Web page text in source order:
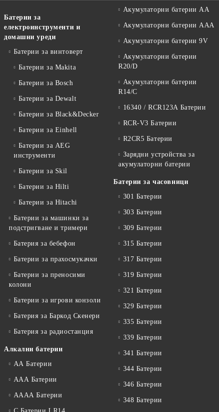
Батерии за
електроинструменти и
домашни уреди
Батерии за винтоверт
Батерии за Makita
Батерии за Bosch
Батерии за Dewalt
Батерии за Black&Decker
Батерии за Einhell
Батерии за AEG
инструменти
Батерии за Skil
Батерии за Hilti
Батерии за Hitachi
Батерии за машинки за
подстригване и тримери
Батерия за бебефон
Батерии за прахосмукачки
Батерии за преносими
колони
Батерии за игрови конзоли
Батерия за Баркод Скенери
Батерия за радиостанция
Алкални батерии
АА Батерии
ААА Батерии
АААА Батерии
Акумулаторни батерии АА
Акумулаторни батерии AAA
Акумулаторни батерии 9V
Акумулаторни батерии
R20/D
Акумулаторни батерии
R14/C
16340 / RCR123A Батерии
RCR-V3 Батерии
R2CR5 Батерии
Зарядни устройства за
акумулаторни батерии
Батерии за часовници
301 Батерии
303 Батерии
309 Батерии
315 Батерии
317 Батерии
319 Батерии
321 Батерии
329 Батерии
335 Батерии
339 Батерии
341 Батерии
344 Батерии
346 Батерии
348 Батерии